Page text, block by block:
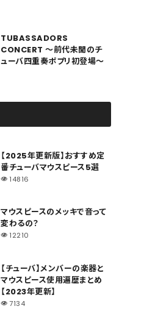
TUBASSADORS
CONCERT 〜前代未聞のチ
ューバ四重奏ポプリ初登場〜
【2025年更新版】おすすめ定
番チューバマウスピース5選
14816
マウスピースのメッキで音って
変わるの？
12210
【チューバ】メンバーの楽器と
マウスピース使用遍歴まとめ
【2023年更新】
7134